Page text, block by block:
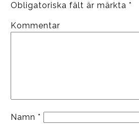
Obligatoriska fält är märkta *
Namn *